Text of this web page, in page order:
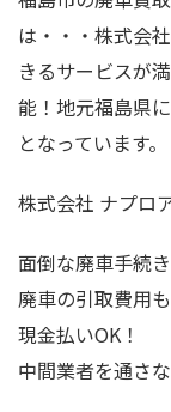
は・・・株式会
きるサービスが
能！地元福島県
となっています。
株式会社 ナプロ
面倒な廃車手続
廃車の引取費用
現金払いOK！
中間業者を通さ